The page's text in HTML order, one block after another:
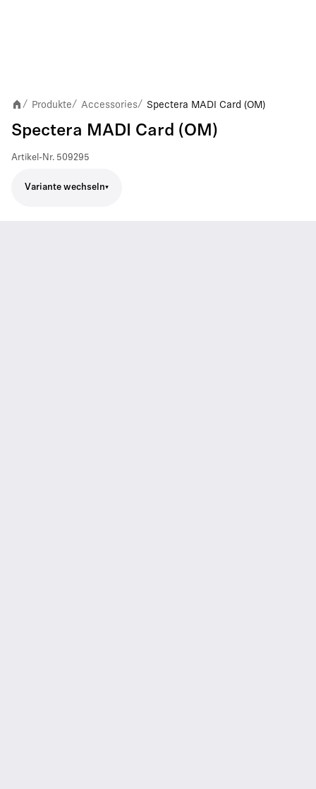
/ Produkte/ Accessories/ Spectera MADI Card (OM)
Spectera MADI Card (OM)
Artikel-Nr. 509295
Variante wechseln